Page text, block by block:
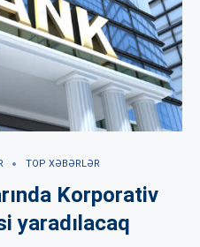
TOP XƏBƏRLƏR
Korporativ
yaradılacaq